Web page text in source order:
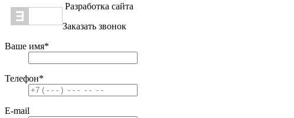
Разработка сайта
Заказать звонок
Ваше имя*
Телефон*
E-mail